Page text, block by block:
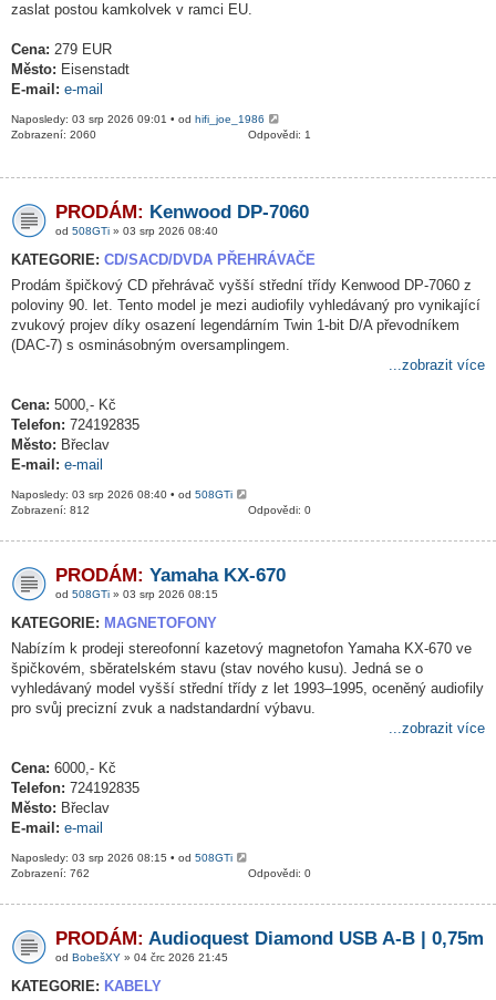
zaslat postou kamkolvek v ramci EU.
Cena: 279 EUR
Město: Eisenstadt
E-mail: e-mail
Naposledy: 03 srp 2026 09:01 • od hifi_joe_1986
Odpovědi: 1
Zobrazení: 2060
PRODÁM: Kenwood DP-7060
od 508GTi » 03 srp 2026 08:40
KATEGORIE: CD/SACD/DVDA PŘEHRÁVAČE
Prodám špičkový CD přehrávač vyšší střední třídy Kenwood DP-7060 z
poloviny 90. let. Tento model je mezi audiofily vyhledávaný pro vynikající
zvukový projev díky osazení legendárním Twin 1-bit D/A převodníkem
(DAC-7) s osminásobným oversamplingem.
...zobrazit více
Cena: 5000,- Kč
Telefon: 724192835
Město: Břeclav
E-mail: e-mail
Naposledy: 03 srp 2026 08:40 • od 508GTi
Odpovědi: 0
Zobrazení: 812
PRODÁM: Yamaha KX-670
od 508GTi » 03 srp 2026 08:15
KATEGORIE: MAGNETOFONY
Nabízím k prodeji stereofonní kazetový magnetofon Yamaha KX-670 ve
špičkovém, sběratelském stavu (stav nového kusu). Jedná se o
vyhledávaný model vyšší střední třídy z let 1993–1995, oceněný audiofily
pro svůj precizní zvuk a nadstandardní výbavu.
...zobrazit více
Cena: 6000,- Kč
Telefon: 724192835
Město: Břeclav
E-mail: e-mail
Naposledy: 03 srp 2026 08:15 • od 508GTi
Odpovědi: 0
Zobrazení: 762
PRODÁM: Audioquest Diamond USB A-B | 0,75m
od BobešXY » 04 črc 2026 21:45
KATEGORIE: KABELY